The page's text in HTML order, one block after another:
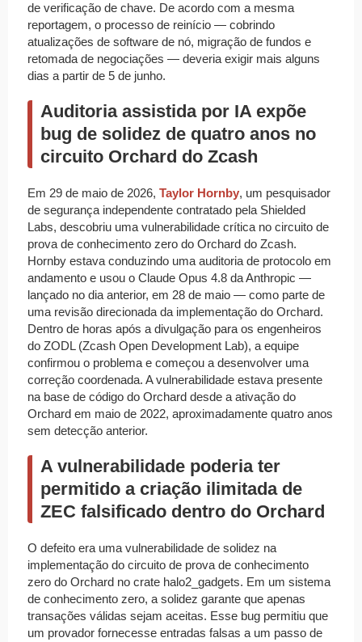
de verificação de chave. De acordo com a mesma
reportagem, o processo de reinício — cobrindo
atualizações de software de nó, migração de fundos e
retomada de negociações — deveria exigir mais alguns
dias a partir de 5 de junho.
Auditoria assistida por IA expõe
bug de solidez de quatro anos no
circuito Orchard do Zcash
Em 29 de maio de 2026, Taylor Hornby, um pesquisador
de segurança independente contratado pela Shielded
Labs, descobriu uma vulnerabilidade crítica no circuito de
prova de conhecimento zero do Orchard do Zcash.
Hornby estava conduzindo uma auditoria de protocolo em
andamento e usou o Claude Opus 4.8 da Anthropic —
lançado no dia anterior, em 28 de maio — como parte de
uma revisão direcionada da implementação do Orchard.
Dentro de horas após a divulgação para os engenheiros
do ZODL (Zcash Open Development Lab), a equipe
confirmou o problema e começou a desenvolver uma
correção coordenada. A vulnerabilidade estava presente
na base de código do Orchard desde a ativação do
Orchard em maio de 2022, aproximadamente quatro anos
sem detecção anterior.
A vulnerabilidade poderia ter
permitido a criação ilimitada de
ZEC falsificado dentro do Orchard
O defeito era uma vulnerabilidade de solidez na
implementação do circuito de prova de conhecimento
zero do Orchard no crate halo2_gadgets. Em um sistema
de conhecimento zero, a solidez garante que apenas
transações válidas sejam aceitas. Esse bug permitiu que
um provador fornecesse entradas falsas a um passo de